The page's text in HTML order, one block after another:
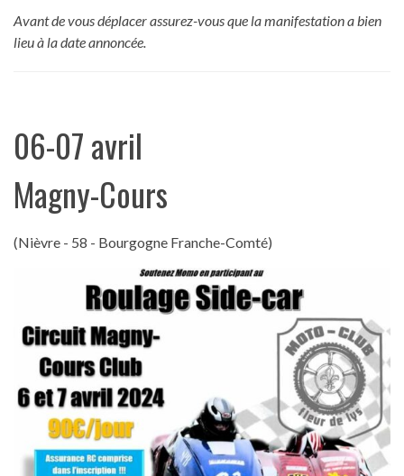
Avant de vous déplacer assurez-vous que la manifestation a bien
lieu à la date annoncée.
06-07 avril
Magny-Cours
(Nièvre - 58 - Bourgogne Franche-Comté)